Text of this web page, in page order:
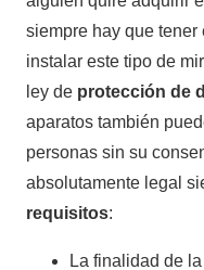
siempre hay que
instalar este tipo de
ley de protección de
aparatos también
personas sin su
absolutamente legal
requisitos:
La finalidad de